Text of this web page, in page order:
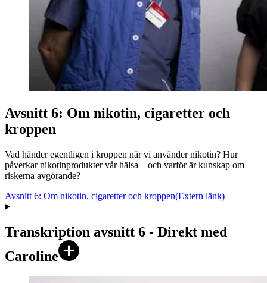
Avsnitt 6: Om nikotin, cigaretter och
kroppen
Vad händer egentligen i kroppen när vi använder nikotin? Hur
påverkar nikotinprodukter vår hälsa – och varför är kunskap om
riskerna avgörande?
Avsnitt 6: Om nikotin, cigaretter och kroppen(Extern länk)
Transkription avsnitt 6 - Direkt med
Caroline